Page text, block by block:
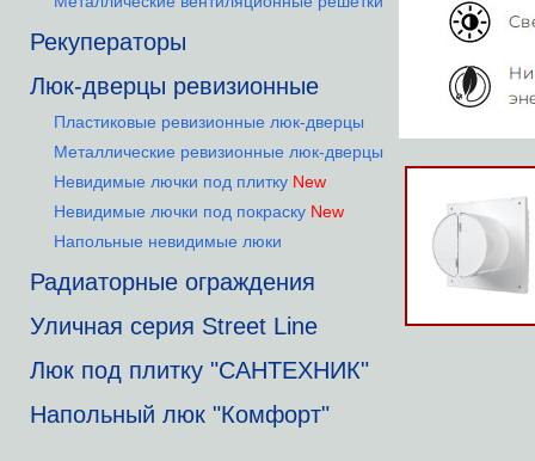
Рекуператоры
Люк-дверцы ревизионные
Пластиковые ревизионные люк-дверцы
Металлические ревизионные люк-дверцы
Невидимые лючки под плитку New
Невидимые лючки под покраску New
Напольные невидимые люки
Радиаторные ограждения
Уличная серия Street Line
Люк под плитку "САНТЕХНИК"
Напольный люк "Комфорт"